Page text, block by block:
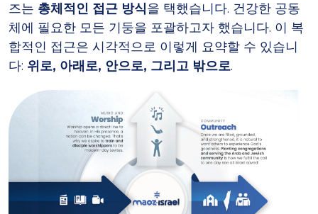
즈는 총체적인 접근 방식을 택했습니다. 건강한 공동
체에 필요한 모든 기둥을 포괄하고자 했습니다. 이 복
합적인 접근은 시각적으로 이렇게 요약할 수 있습니
다: 위로, 아래로, 안으로, 그리고 밖으로.